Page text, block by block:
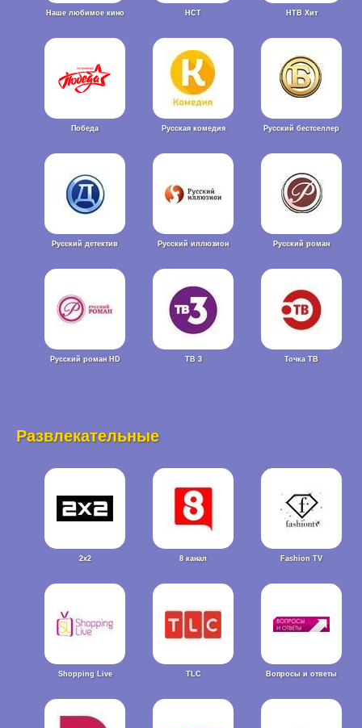
Наше любимое кино НСТ НТВ Хит
Победа Русская комедия Русский бестселлер
Русский детектив Русский иллюзион Русский роман
Русский роман HD ТВ 3 Точка ТВ
Развлекательные
2x2 8 канал Fashion TV
Shopping Live TLC Вопросы и ответы